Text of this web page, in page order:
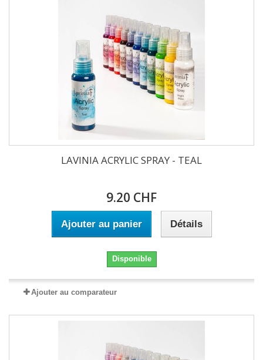
LAVINIA ACRYLIC SPRAY - TEAL
9.20 CHF
Ajouter au panier Détails
Disponible
Ajouter au comparateur